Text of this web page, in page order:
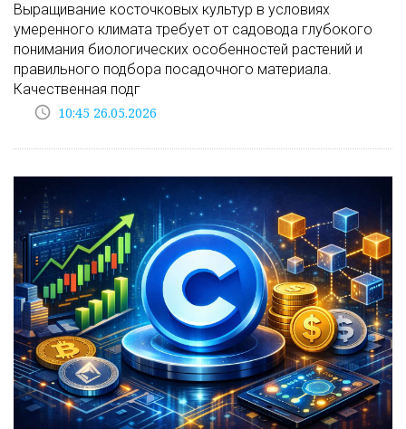
Выращивание косточковых культур в условиях
умеренного климата требует от садовода глубокого
понимания биологических особенностей растений и
правильного подбора посадочного материала.
Качественная подг
access_time 10:45 26.05.2026